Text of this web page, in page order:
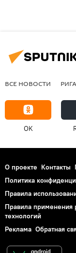
ВСЕ НОВОСТИ РИГА
OK
О проекте Контакты
Политика
Правила
Правила применения
технологий
Реклама Обратная